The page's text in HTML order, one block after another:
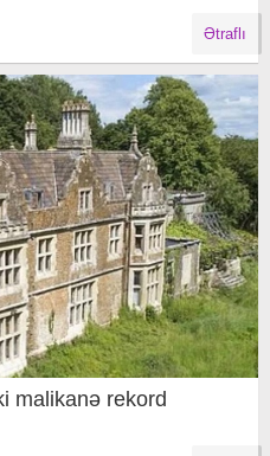
Ətraflı
malikanə rekord